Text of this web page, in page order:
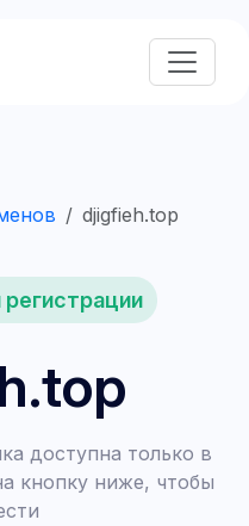
djigfieh.top
доступна только в
кнопку ниже, чтобы